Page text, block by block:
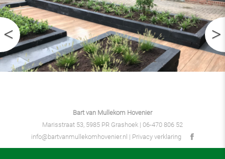
Bart van Mullekom Hovenier
Marisstraat 53, 5985 PR Grashoek | 06-470 806 52
info@bartvanmullekomhovenier.nl | Privacy verklaring